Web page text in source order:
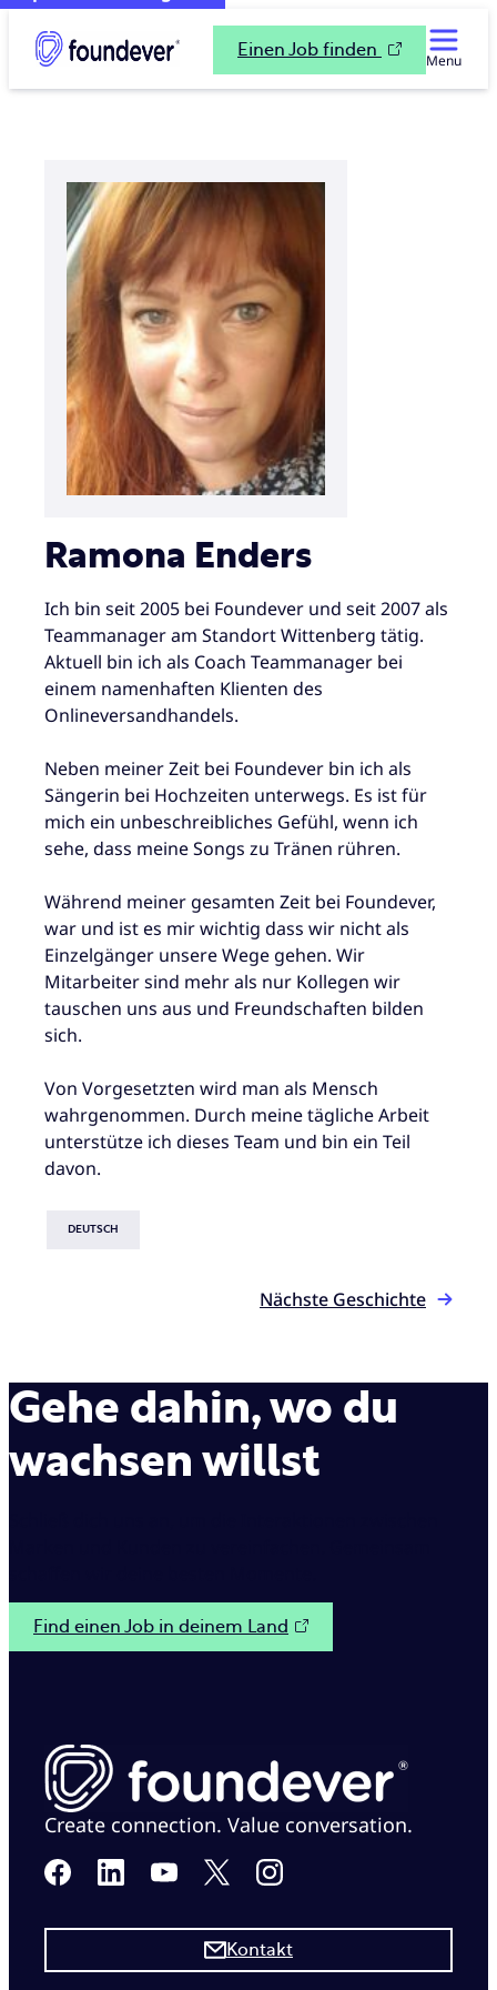
Einen Job finden
Menu
Ramona Enders
Ich bin seit 2005 bei Foundever und seit 2007 als
Teammanager am Standort Wittenberg tätig.
Aktuell bin ich als Coach Teammanager bei
einem namenhaften Klienten des
Onlineversandhandels.
Neben meiner Zeit bei Foundever bin ich als
Sängerin bei Hochzeiten unterwegs. Es ist für
mich ein unbeschreibliches Gefühl, wenn ich
sehe, dass meine Songs zu Tränen rühren.
Während meiner gesamten Zeit bei Foundever,
war und ist es mir wichtig dass wir nicht als
Einzelgänger unsere Wege gehen. Wir
Mitarbeiter sind mehr als nur Kollegen wir
tauschen uns aus und Freundschaften bilden
sich.
Von Vorgesetzten wird man als Mensch
wahrgenommen. Durch meine tägliche Arbeit
unterstütze ich dieses Team und bin ein Teil
davon.
DEUTSCH
Nächste Geschichte
Gehe dahin, wo du
wachsen willst
Find einen Job in deinem Land
Create connection. Value conversation.
Kontakt